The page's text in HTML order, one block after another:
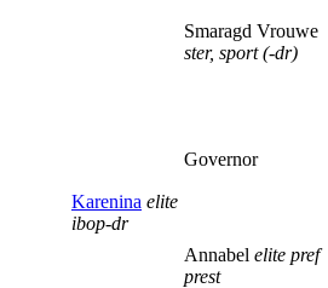
Smaragd Vrouwe
ster, sport (-dr)
Karenina elite
ibop-dr
Governor
Annabel elite pref
prest